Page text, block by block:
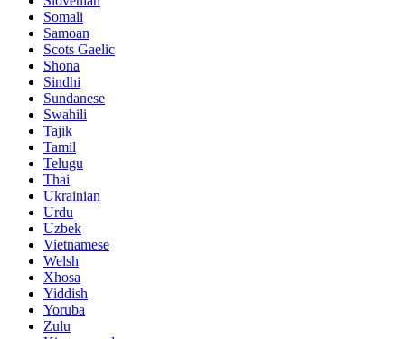
Somali
Samoan
Scots Gaelic
Shona
Sindhi
Sundanese
Swahili
Tajik
Tamil
Telugu
Thai
Ukrainian
Urdu
Uzbek
Vietnamese
Welsh
Xhosa
Yiddish
Yoruba
Zulu